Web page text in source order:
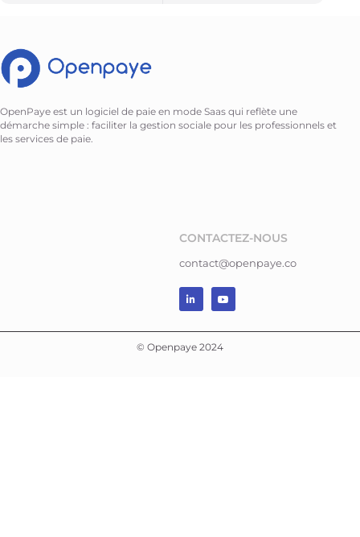
OpenPaye est un logiciel de paie en mode Saas qui reflète une
démarche simple : faciliter la gestion sociale pour les professionnels et
les services de paie.
CONTACTEZ-NOUS
contact@openpaye.co
© Openpaye 2024